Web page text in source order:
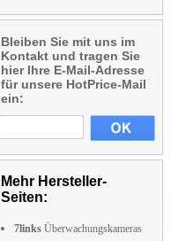
Bleiben Sie mit uns im
Kontakt und tragen Sie
hier Ihre E-Mail-Adresse
für unsere HotPrice-Mail
ein:
Mehr Hersteller-
Seiten:
7links Überwachungskameras